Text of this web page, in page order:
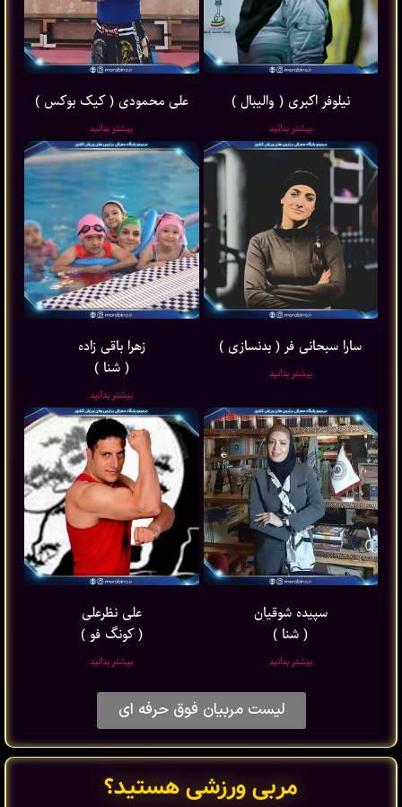
نیلوفر اکبری ( والیبال )
بیشتر بدانید
علی محمودی ( کیک بوکس )
بیشتر بدانید
سارا سبحانی فر ( بدنسازی )
بیشتر بدانید
زهرا باقی ‌زاده
( شنا )
بیشتر بدانید
سپیده شوقیان
( شنا )
بیشتر بدانید
علی نظرعلی
( کونگ فو )
بیشتر بدانید
لیست مربیان فوق حرفه ای
مربی ورزشی هستید؟